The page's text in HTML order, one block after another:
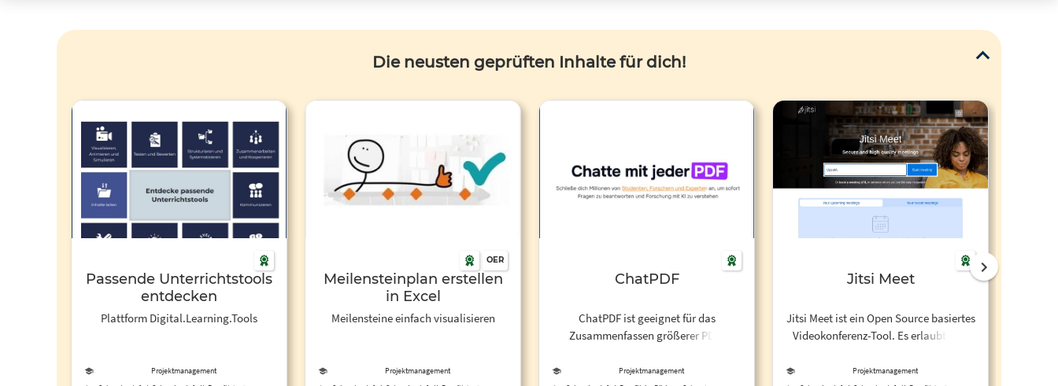
Die neusten geprüften Inhalte für dich!
Passende Unterrichtstools
entdecken
Plattform Digital.Learning.Tools
Projektmanagement
OER
Meilensteinplan erstellen
in Excel
Meilensteine einfach visualisieren
Projektmanagement
ChatPDF
ChatPDF ist geeignet für das
Zusammenfassen größerer PDF-
einzelner Inhalte einer PDF-Datei. Als
Projektmanagement
Jitsi Meet
Jitsi Meet ist ein Open Source basiertes
Videokonferenz-Tool. Es erlaubt eine
datenschutzkonforme Umsetzung von
Projektmanagement